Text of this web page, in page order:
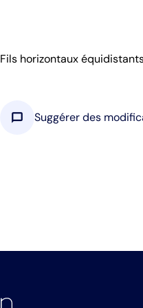
Fils horizontaux
chat_bubble Suggérer des